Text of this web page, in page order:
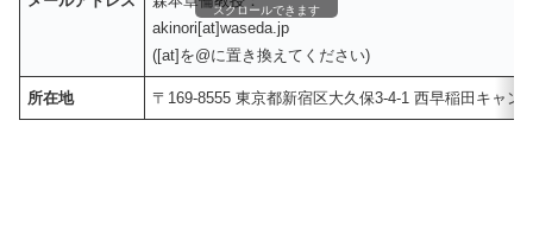
akinori[at]waseda.jp
([at]を@に置き換えてください)
所在地 〒169-8555 東京都新宿区大久保3-4-1 西早稲田キャン
スクロールできます